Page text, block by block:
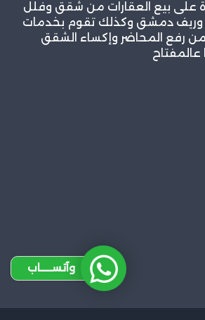
على بيع العقارات من شقق وفلل
دمشق وكذلك تقوم بخدمات
من رفع المحاضر وإكساء الشقق
عالمفتاح
وآتســــاب